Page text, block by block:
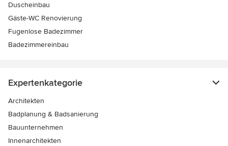
Duscheinbau
Gäste-WC Renovierung
Fugenlose Badezimmer
Badezimmereinbau
Expertenkategorie
Architekten
Badplanung & Badsanierung
Bauunternehmen
Innenarchitekten